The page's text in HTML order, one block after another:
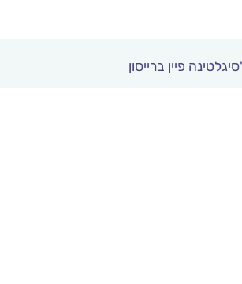
פיין ברייסון